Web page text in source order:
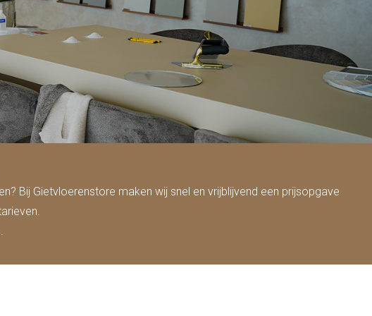
Bij Gietvloerenstore maken wij snel en vrijblijvend een prijsopgave